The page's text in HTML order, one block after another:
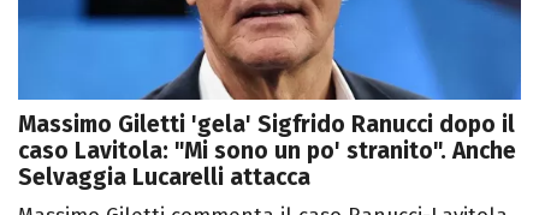
Massimo Giletti 'gela' Sigfrido Ranucci dopo il
caso Lavitola: "Mi sono un po' stranito". Anche
Selvaggia Lucarelli attacca